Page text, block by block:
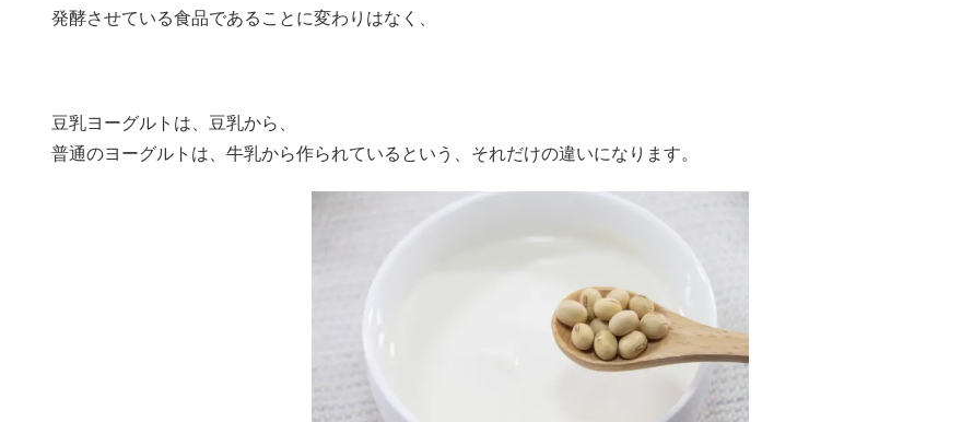
発酵させている食品であることに変わりはなく、
豆乳ヨーグルトは、豆乳から、
普通のヨーグルトは、牛乳から作られているという、それだけの違いになります。